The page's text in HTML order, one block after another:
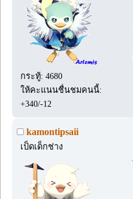
กระทู้: 4680
ให้คะแนนชื่นชมคนนี้:
+340/-12
kamontipsaii
เป็ดเด็กช่าง